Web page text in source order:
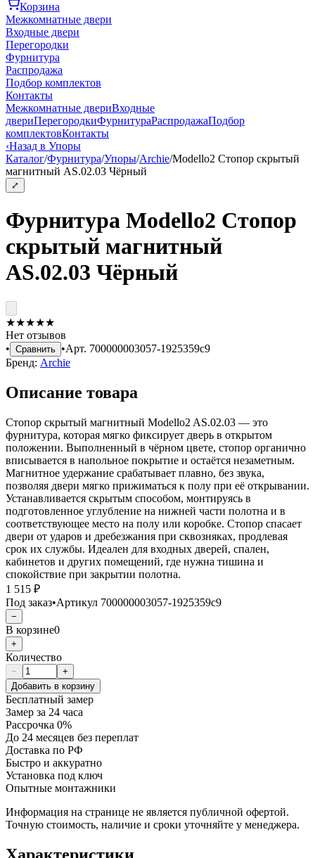
Корзина
Межкомнатные двери
Входные двери
Перегородки
Фурнитура
Распродажа
Подбор комплектов
Контакты
Межкомнатные двериВходные
двериПерегородкиФурнитураРаспродажаПодбор
комплектовКонтакты
‹Назад в Упоры
Каталог/Фурнитура/Упоры/Archie/Modello2 Стопор скрытый
магнитный AS.02.03 Чёрный
⤢
Фурнитура Modello2 Стопор
скрытый магнитный
AS.02.03 Чёрный
★★★★★
Нет отзывов
• Сравнить •Арт. 700000003057-1925359c9
Бренд: Archie
Описание товара
Стопор скрытый магнитный Modello2 AS.02.03 — это
фурнитура, которая мягко фиксирует дверь в открытом
положении. Выполненный в чёрном цвете, стопор органично
вписывается в напольное покрытие и остаётся незаметным.
Магнитное удержание срабатывает плавно, без звука,
позволяя двери мягко прижиматься к полу при её открывании.
Устанавливается скрытым способом, монтируясь в
подготовленное углубление на нижней части полотна и в
соответствующее место на полу или коробке. Стопор спасает
двери от ударов и дребезжания при сквозняках, продлевая
срок их службы. Идеален для входных дверей, спален,
кабинетов и других помещений, где нужна тишина и
спокойствие при закрытии полотна.
1 515 ₽
Под заказ•Артикул 700000003057-1925359c9
−
В корзине0
+
Количество
−
+
Добавить в корзину
Бесплатный замер
Замер за 24 часа
Рассрочка 0%
До 24 месяцев без переплат
Доставка по РФ
Быстро и аккуратно
Установка под ключ
Опытные монтажники
Информация на странице не является публичной офертой.
Точную стоимость, наличие и сроки уточняйте у менеджера.
Характеристики